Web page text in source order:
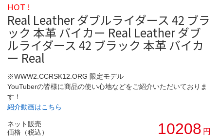
HOT !
Real Leather ダブルライダース 42 ブラ
ック 本革 バイカー Real Leather ダブ
ルライダース 42 ブラック 本革 バイカ
ー Real
※WWW2.CCRSK12.ORG 限定モデル
YouTuberの皆様に商品の使い心地などをご紹介いただいておりま
す！
紹介動画はこちら
ネット販売
価格（税込）
10208 円